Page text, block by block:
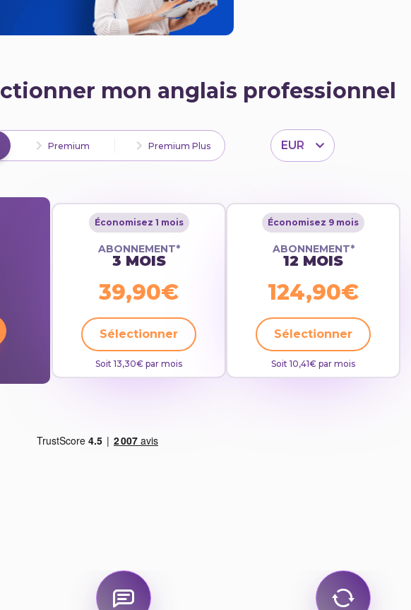
mon anglais professionnel
Premium Premium Plus EUR
Économisez 1 mois
ABONNEMENT*
3 MOIS
39,90€
Sélectionner
Soit 13,30€ par mois
Économisez 9 mois
ABONNEMENT*
12 MOIS
124,90€
Sélectionner
Soit 10,41€ par mois